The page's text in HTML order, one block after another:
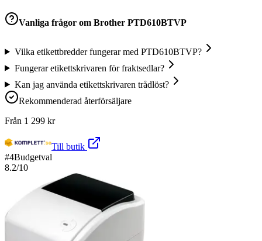
Vanliga frågor om Brother PTD610BTVP
Vilka etikettbredder fungerar med PTD610BTVP?
Fungerar etikettskrivaren för fraktsedlar?
Kan jag använda etikettskrivaren trådlöst?
Rekommenderad återförsäljare
Från 1 299 kr
Till butik
#4Budgetval
8.2/10